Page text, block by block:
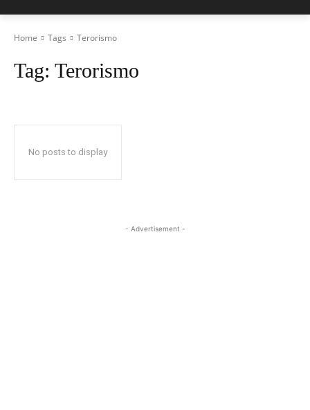
Home Tags Terorismo
Tag: Terorismo
No posts to display
- Advertisement -